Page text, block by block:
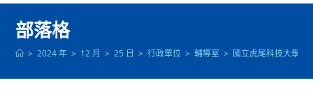
部落格
> 2024 年 > 12 月 > 25 日 > 行政單位 > 輔導室 > 國立虎尾科技大學跨